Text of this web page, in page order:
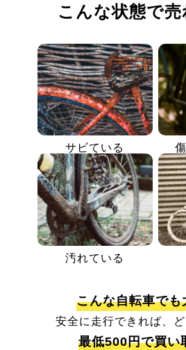
こんな状態で売
サビている
汚れている
こんな自転車でも
安全に走行できれば、
最低500円で買い